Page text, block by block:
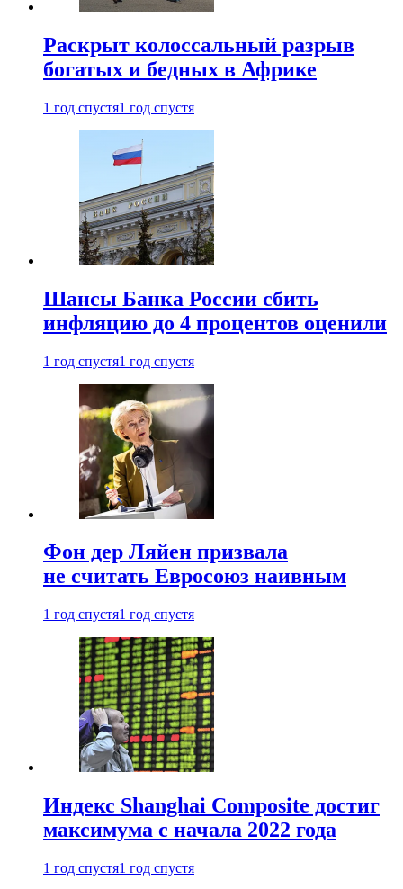
Раскрыт колоссальный разрыв
богатых и бедных в Африке
1 год спустя1 год спустя
Шансы Банка России сбить
инфляцию до 4 процентов оценили
1 год спустя1 год спустя
Фон дер Ляйен призвала
не считать Евросоюз наивным
1 год спустя1 год спустя
Индекс Shanghai Composite достиг
максимума с начала 2022 года
1 год спустя1 год спустя